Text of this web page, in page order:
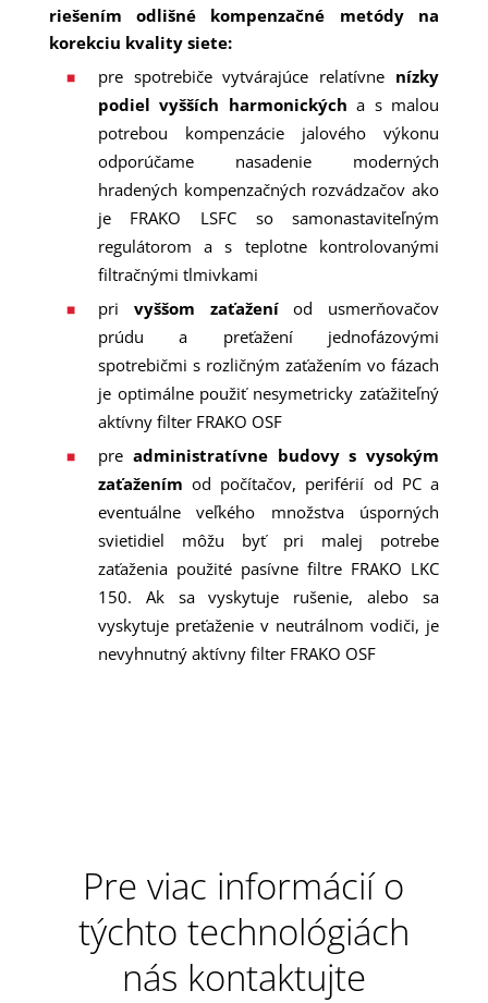
riešením odlišné kompenzačné metódy na
korekciu kvality siete:
pre spotrebiče vytvárajúce relatívne nízky
podiel vyšších harmonických a s malou
potrebou kompenzácie jalového výkonu
odporúčame nasadenie moderných
hradených kompenzačných rozvádzačov ako
je FRAKO LSFC so samonastaviteľným
regulátorom a s teplotne kontrolovanými
filtračnými tlmivkami
pri vyššom zaťaženíod usmerňovačov
prúdu a preťažení jednofázovými
spotrebičmi s rozličným zaťažením vo fázach
je optimálne použiť nesymetricky zaťažiteľný
aktívny filter FRAKO OSF
pre administratívne budovy s vysokým
zaťažením od počítačov, periférií od PC a
eventuálne veľkého množstva úsporných
svietidiel môžu byť pri malej potrebe
zaťaženia použité pasívne filtre FRAKO LKC
150. Ak sa vyskytuje rušenie, alebo sa
vyskytuje preťaženie v neutrálnom vodiči, je
nevyhnutný aktívny filter FRAKO OSF
Pre viac informácií o
týchto technológiách
nás kontaktujte